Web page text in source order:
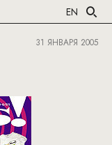
EN
31 ЯНВАРЯ 2005